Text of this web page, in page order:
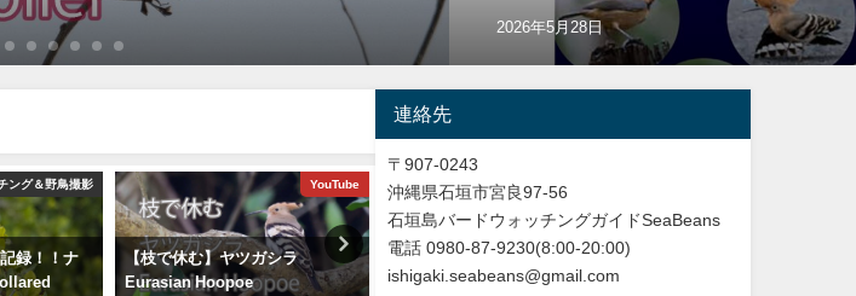
2026年5月28日
ング＆野鳥撮影
録！！ナ
YouTube
【枝で休む】ヤツガシラ
Eurasian Hoopoe
バードウオッチング＆野鳥撮影
沖縄タイムス3月24日朝刊掲載
「石垣に迷鳥確認 ３例目 ノ
連絡先
〒907-0243
沖縄県石垣市宮良97-56
石垣島バードウォッチングガイドSeaBeans
電話 0980-87-9230(8:00-20:00)
ishigaki.seabeans@gmail.com